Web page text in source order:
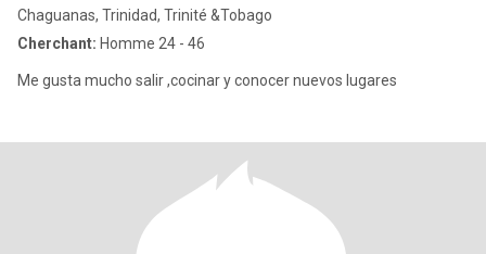
Chaguanas, Trinidad, Trinité &Tobago
Cherchant: Homme 24 - 46
Me gusta mucho salir ,cocinar y conocer nuevos lugares